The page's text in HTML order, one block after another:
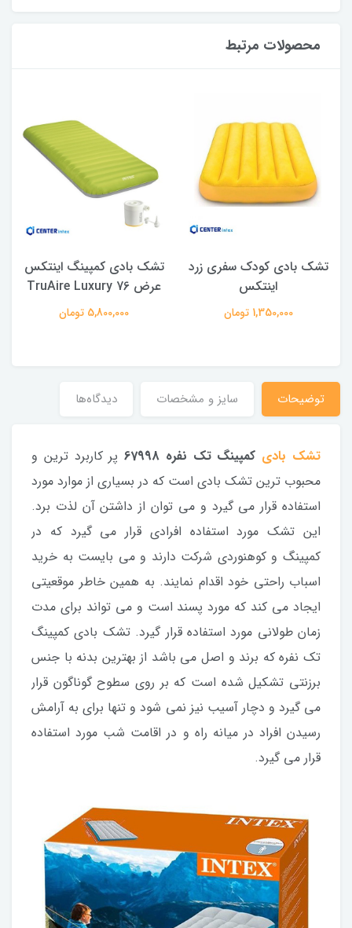
محصولات مرتبط
تشک بادی کودک سفری زرد
اینتکس
1,350,000 تومان
تشک بادی کمپینگ اینتکس
عرض 76 TruAire Luxury
5,800,000 تومان
توضیحات سایز و مشخصات دیدگاه‌ها
تشک بادی کمپینگ تک نفره 67998
پر کاربرد ترین و
محبوب ترین تشک بادی است که در بسیاری از موارد مورد
استفاده قرار می گیرد و می توان از داشتن آن لذت برد.
این تشک مورد استفاده افرادی قرار می گیرد که در
کمپینگ و کوهنوردی شرکت دارند و می بایست به خرید
اسباب راحتی خود اقدام نمایند. به همین خاطر موقعیتی
ایجاد می کند که مورد پسند است و می تواند برای مدت
زمان طولانی مورد استفاده قرار گیرد. تشک بادی کمپینگ
تک نفره که برند و اصل می باشد از بهترین بدنه با جنس
برزنتی تشکیل شده است که بر روی سطوح گوناگون قرار
می گیرد و دچار آسیب نیز نمی شود و تنها برای به آرامش
رسیدن افراد در میانه راه و در اقامت شب مورد استفاده
قرار می گیرد.